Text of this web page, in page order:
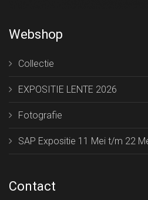
Webshop
Collectie
EXPOSITIE LENTE 2026
Fotografie
SAP Expositie 11 Mei t/m 22
Contact